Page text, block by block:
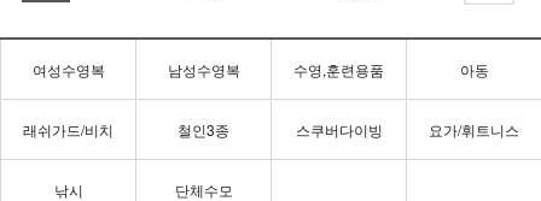
여성수영복 남성수영복 수영,훈련용품 아동
래쉬가드/비치 철인3종 스쿠버다이빙 요가/휘트니스
낚시 단체수모